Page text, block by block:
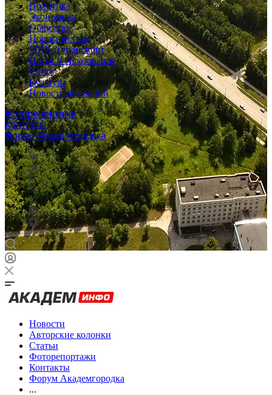
Политика
Экономика
Общество
Происшествия
ЖКХ и транспорт
Наука и образование
Спорт
Культура
Новости компаний
Фоторепортажи
Контакты
Форум Академгородка
Новости
Авторские колонки
Статьи
Фоторепортажи
Контакты
Форум Академгородка
...